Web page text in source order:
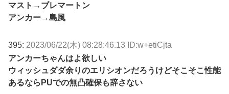
マスト→ブレマートン
アンカー→島風
395: 2023/06/22(木) 08:28:46.13 ID:w+etiCjta
アンカーちゃんはよ欲しい
ウィッシュダダ余りのエリシオンだろうけどそこそこ性能
あるならPUでの無凸確保も辞さない